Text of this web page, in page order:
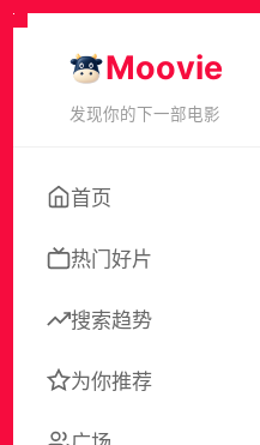
Moovie
发现你的下一部电影
首页
热门好片
搜索趋势
为你推荐